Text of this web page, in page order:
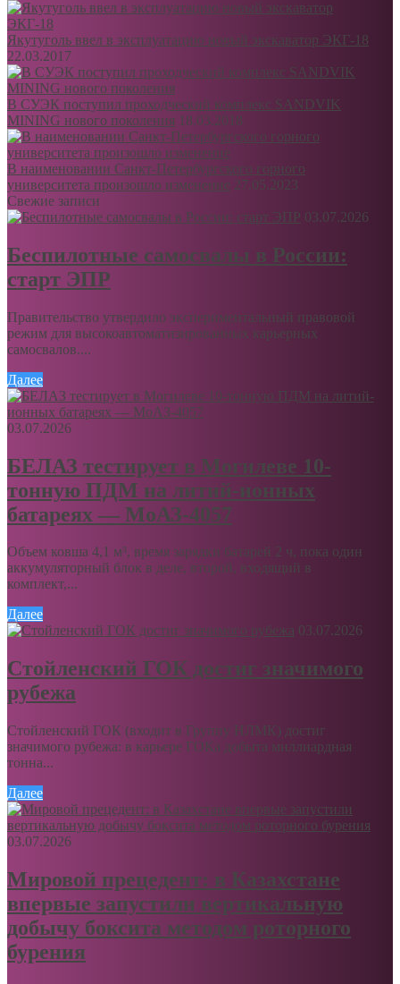
Якутуголь ввел в эксплуатацию новый экскаватор ЭКГ-18
22.03.2017
В СУЭК поступил проходческий комплекс SANDVIK
MINING нового поколения 18.03.2018
В наименовании Санкт-Петербургского горного
университета произошло изменение 27.05.2023
Свежие записи
03.07.2026
Беспилотные самосвалы в России:
старт ЭПР
Правительство утвердило экспериментальный правовой
режим для высокоавтоматизированных карьерных
самосвалов....
Далее
03.07.2026
БЕЛАЗ тестирует в Могилеве 10-
тонную ПДМ на литий-ионных
батареях — МоАЗ-4057
Объем ковша 4,1 м³, время зарядки батарей 2 ч, пока один
аккумуляторный блок в деле, второй, входящий в
комплект,...
Далее
03.07.2026
Стойленский ГОК достиг значимого
рубежа
Стойленский ГОК (входит в Группу НЛМК) достиг
значимого рубежа: в карьере ГОКа добыта миллиардная
тонна...
Далее
03.07.2026
Мировой прецедент: в Казахстане
впервые запустили вертикальную
добычу боксита методом роторного
бурения